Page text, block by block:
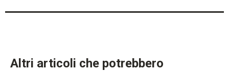
Altri articoli che potrebbero